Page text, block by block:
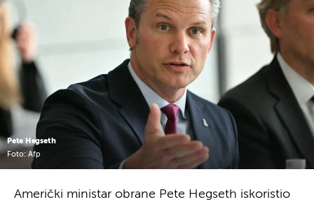
Pete Hegseth
Foto: Afp
Američki ministar obrane Pete Hegseth iskoristio